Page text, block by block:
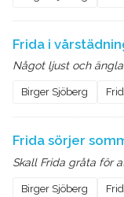
Frida i
Något ljust och
Birger Sjöberg
Frida sörjer
Skall Frida gråta för
Birger Sjöberg